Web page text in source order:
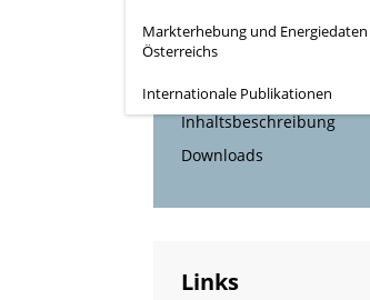
Markterhebung und Energiedaten
Österreichs
Internationale Publikationen
Inhaltsverzeichnis
Bibliographische Daten
Inhaltsbeschreibung
Downloads
Links